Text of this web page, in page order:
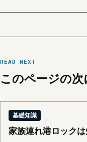
READ NEXT
このページの
基礎知識
家族連れ港ロック